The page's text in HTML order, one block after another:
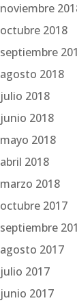
noviembre
octubre 2018
septiembre
agosto 2018
julio 2018
junio 2018
mayo 2018
abril 2018
marzo 2018
octubre 2017
septiembre
agosto 2017
julio 2017
junio 2017